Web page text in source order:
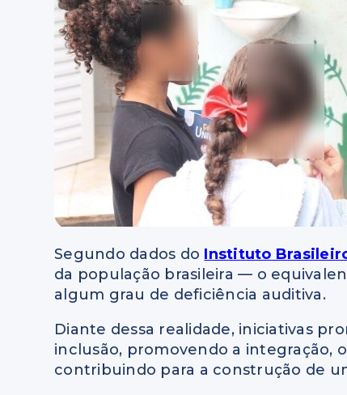
Segundo dados do Instituto
da população brasileira — o
algum grau de deficiência auditiva.
Diante dessa realidade, iniciativas
inclusão, promovendo a integração,
contribuindo para a construção de